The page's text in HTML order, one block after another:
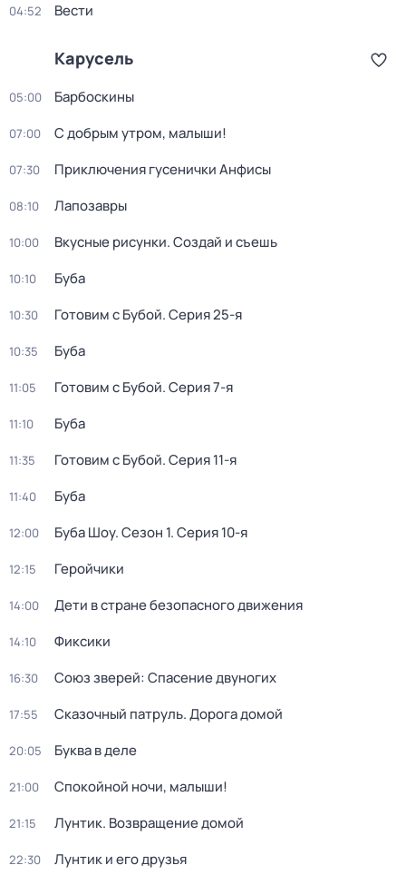
04:52 Вести
Карусель
05:00 Барбоскины
07:00 С добрым утром, малыши!
07:30 Приключения гусенички Анфисы
08:10 Лапозавры
10:00 Вкусные рисунки. Создай и съешь
10:10 Буба
10:30 Готовим с Бубой. Серия 25-я
10:35 Буба
11:05 Готовим с Бубой. Серия 7-я
11:10 Буба
11:35 Готовим с Бубой. Серия 11-я
11:40 Буба
12:00 Буба Шоу. Сезон 1. Серия 10-я
12:15 Геройчики
14:00 Дети в стране безопасного движения
14:10 Фиксики
16:30 Союз зверей: Спасение двуногих
17:55 Сказочный патруль. Дорога домой
20:05 Буква в деле
21:00 Спокойной ночи, малыши!
21:15 Лунтик. Возвращение домой
22:30 Лунтик и его друзья